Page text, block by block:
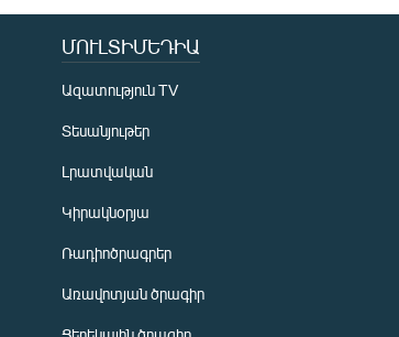
ՄՈՒԼՏԻՄԵԴԻԱ
Ազատություն TV
Տեսանյութեր
Լրատվական
Կիրակնօրյա
Ռադիոծրագրեր
Առավոտյան ծրագիր